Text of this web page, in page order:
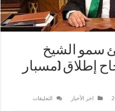
سمو الشيخ
إطلاق (مسبار
اخر الأخبار التعليقات